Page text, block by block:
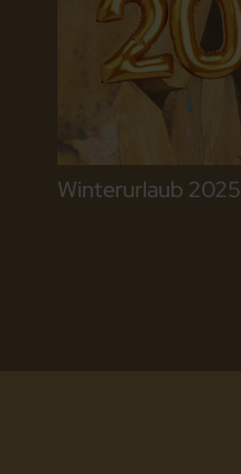
Winterurlaub 2025